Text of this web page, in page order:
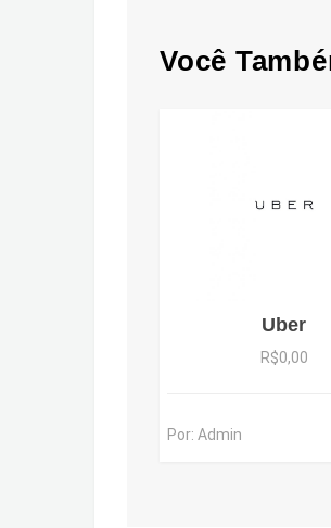
Você
Uber
R$0,00
Por: Admin